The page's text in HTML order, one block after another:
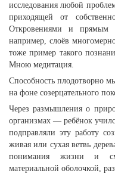
исследования любой
приходящей от
Откровениями и прямым
например, слоёв
тоже пример такого
Мною медитация.
Способность плодотворно
на фоне созерцательного
Через размышления о
организмах — ребёнок
подправляли эту работу
живая или сухая ветвь
понимания жизни и
материальной оболочкой,